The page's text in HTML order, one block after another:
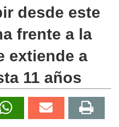
desde este
frente a la
extiende a
11 años